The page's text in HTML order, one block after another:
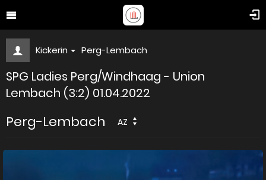
Kickerin Perg-Lembach
SPG Ladies Perg/Windhaag - Union
Lembach (3:2) 01.04.2022
Perg-Lembach AZ